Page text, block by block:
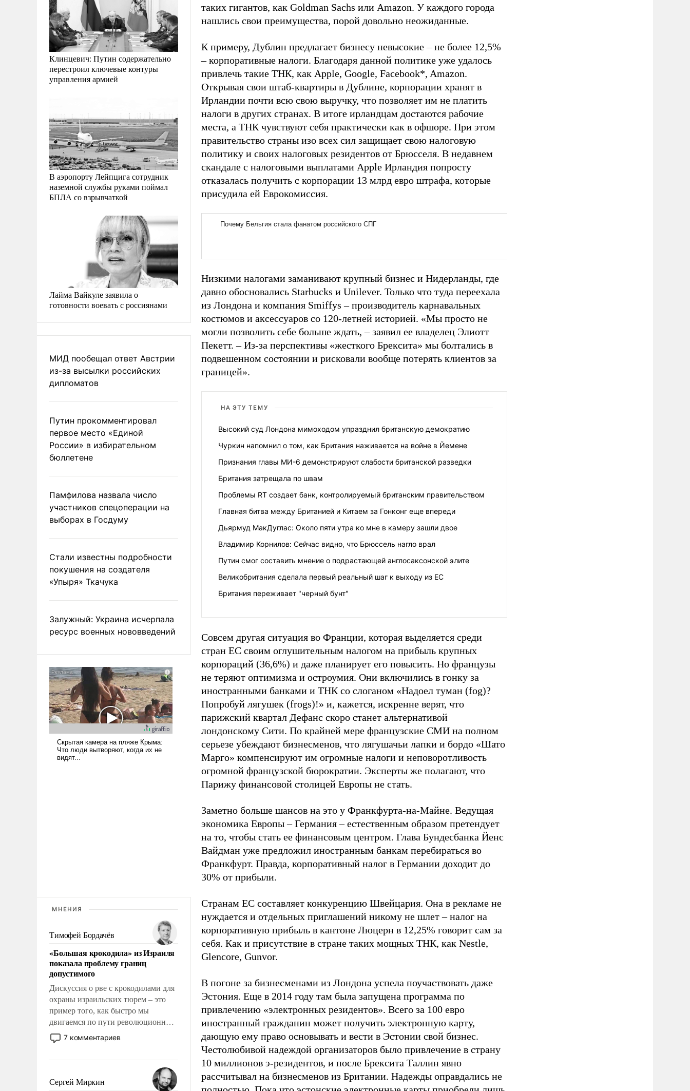
Клинцевич: Путин содержательно
перестроил ключевые контуры
управления армией
В аэропорту Лейпцига сотрудник
наземной службы руками поймал
БПЛА со взрывчаткой
Лайма Вайкуле заявила о
готовности воевать с россиянами
МИД пообещал ответ Австрии
из-за высылки российских
дипломатов
Путин прокомментировал
первое место «Единой
России» в избирательном
бюллетене
Памфилова назвала число
участников спецоперации на
выборах в Госдуму
Стали известны подробности
покушения на создателя
«Упыря» Ткачука
Залужный: Украина исчерпала
ресурс военных нововведений
МНЕНИЯ
Тимофей Бордачёв
«Большая крокодила» из Израиля
показала проблему границ
допустимого
Дискуссия о рве с крокодилами для
охраны израильских тюрем – это
пример того, как быстро мы
двигаемся по пути революционных
изменений. То, что несколько лет
назад было образом для
7 комментариев
Сергей Миркин
таких гигантов, как Goldman Sachs или Amazon. У каждого города
нашлись свои преимущества, порой довольно неожиданные.
К примеру, Дублин предлагает бизнесу невысокие – не более 12,5%
– корпоративные налоги. Благодаря данной политике уже удалось
привлечь такие ТНК, как Apple, Google, Facebook*, Amazon.
Открывая свои штаб-квартиры в Дублине, корпорации хранят в
Ирландии почти всю свою выручку, что позволяет им не платить
налоги в других странах. В итоге ирландцам достаются рабочие
места, а ТНК чувствуют себя практически как в офшоре. При этом
правительство страны изо всех сил защищает свою налоговую
политику и своих налоговых резидентов от Брюсселя. В недавнем
скандале с налоговыми выплатами Apple Ирландия попросту
отказалась получить с корпорации 13 млрд евро штрафа, которые
присудила ей Еврокомиссия.
Низкими налогами заманивают крупный бизнес и Нидерланды, где
давно обосновались Starbucks и Unilever. Только что туда переехала
из Лондона и компания Smiffys – производитель карнавальных
костюмов и аксессуаров со 120-летней историей. «Мы просто не
могли позволить себе больше ждать, – заявил ее владелец Элиотт
Пекетт. – Из-за перспективы «жесткого Брексита» мы болтались в
подвешенном состоянии и рисковали вообще потерять клиентов за
границей».
НА ЭТУ ТЕМУ
Высокий суд Лондона мимоходом упразднил британскую демократию
Чуркин напомнил о том, как Британия наживается на войне в Йемене
Признания главы МИ-6 демонстрируют слабости британской разведки
Британия затрещала по швам
Проблемы RT создает банк, контролируемый британским правительством
Главная битва между Британией и Китаем за Гонконг еще впереди
Дьярмуд МакДуглас: Около пяти утра ко мне в камеру зашли двое
Владимир Корнилов: Сейчас видно, что Брюссель нагло врал
Путин смог составить мнение о подрастающей англосаксонской элите
Великобритания сделала первый реальный шаг к выходу из ЕС
Британия переживает "черный бунт"
Совсем другая ситуация во Франции, которая выделяется среди
стран ЕС своим оглушительным налогом на прибыль крупных
корпораций (36,6%) и даже планирует его повысить. Но французы
не теряют оптимизма и остроумия. Они включились в гонку за
иностранными банками и ТНК со слоганом «Надоел туман (fog)?
Попробуй лягушек (frogs)!» и, кажется, искренне верят, что
парижский квартал Дефанс скоро станет альтернативой
лондонскому Сити. По крайней мере французские СМИ на полном
серьезе убеждают бизнесменов, что лягушачьи лапки и бордо «Шато
Марго» компенсируют им огромные налоги и неповоротливость
огромной французской бюрократии. Эксперты же полагают, что
Парижу финансовой столицей Европы не стать.
Заметно больше шансов на это у Франкфурта-на-Майне. Ведущая
экономика Европы – Германия – естественным образом претендует
на то, чтобы стать ее финансовым центром. Глава Бундесбанка Йенс
Вайдман уже предложил иностранным банкам перебираться во
Франкфурт. Правда, корпоративный налог в Германии доходит до
30% от прибыли.
Странам ЕС составляет конкуренцию Швейцария. Она в рекламе не
нуждается и отдельных приглашений никому не шлет – налог на
корпоративную прибыль в кантоне Люцерн в 12,25% говорит сам за
себя. Как и присутствие в стране таких мощных ТНК, как Nestle,
Glencore, Gunvor.
В погоне за бизнесменами из Лондона успела поучаствовать даже
Эстония. Еще в 2014 году там была запущена программа по
привлечению «электронных резидентов». Всего за 100 евро
иностранный гражданин может получить электронную карту,
дающую ему право основывать и вести в Эстонии свой бизнес.
Честолюбивой надеждой организаторов было привлечение в страну
10 миллионов э-резидентов, и после Брексита Таллин явно
рассчитывал на бизнесменов из Британии. Надежды оправдались не